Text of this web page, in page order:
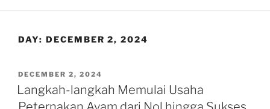
DAY: DECEMBER 2, 2024
POSTED
ON
DECEMBER 2, 2024
Langkah-langkah Memulai Usaha